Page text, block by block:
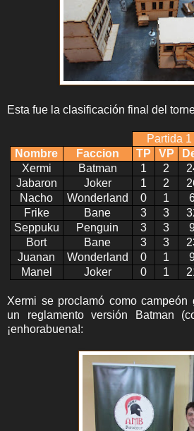
Esta fue la clasificación final del
Partida 1
Nombre
Faccion TP VP
Xermi
Batman 1 2
Jabaron
Joker 1 2
Nacho
Wonderland 0 1
Frike
Bane 3 3
Seppuku
Penguin 3 3
Bort
Bane 3 3
Juanan
Wonderland 0 1
Manel
Joker 0 1
Xermi se proclamó como
un reglamento versión Batman
¡enhorabuena!: